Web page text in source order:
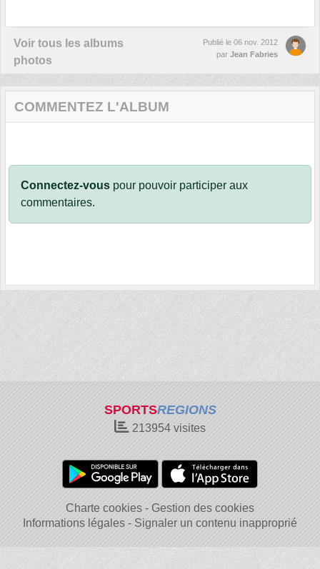
Voir tous les albums
photos
Publié le 06 nov. 2012
par Jean Fabries
COMMENTEZ L'ALBUM
Connectez-vous pour pouvoir participer aux
commentaires.
SPORTSREGIONS
213954 visites
Charte cookies
Gestion des cookies
Informations légales
Signaler un contenu inapproprié